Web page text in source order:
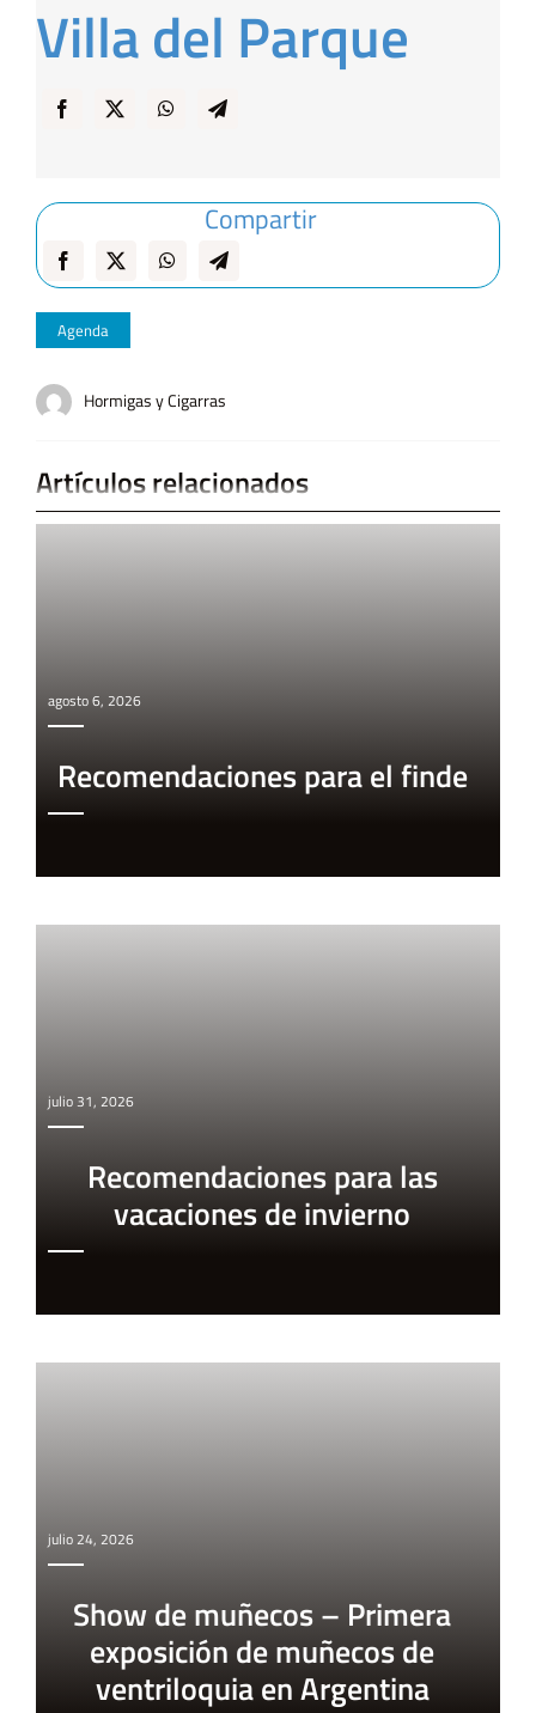
… y Cigarras
Villa del Parque
Compartir
Agenda
Hormigas y Cigarras
Artículos relacionados
agosto 6, 2026
Recomendaciones para el finde
julio 31, 2026
Recomendaciones para las
vacaciones de invierno
julio 24, 2026
Show de muñecos – Primera
exposición de muñecos de
ventriloquia en Argentina